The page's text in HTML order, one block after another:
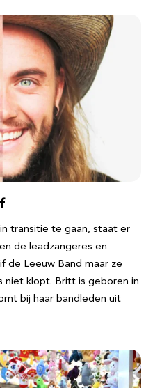
transitie te gaan, staat er
de leadzangeres en
de Leeuw Band maar ze
niet klopt. Britt is geboren in
bij haar bandleden uit